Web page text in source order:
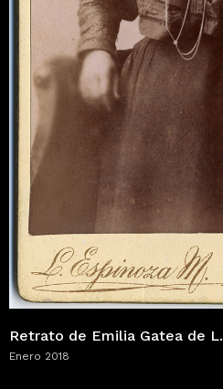
Retrato de Emilia Gatea de L.
Enero 2018